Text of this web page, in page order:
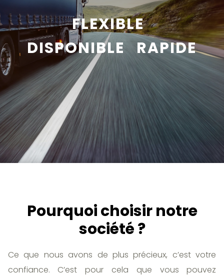
FLEXIBLE
DISPONIBLE RAPIDE
Pourquoi choisir notre
société ?
Ce que nous avons de plus précieux, c’est votre
confiance. C’est pour cela que vous pouvez